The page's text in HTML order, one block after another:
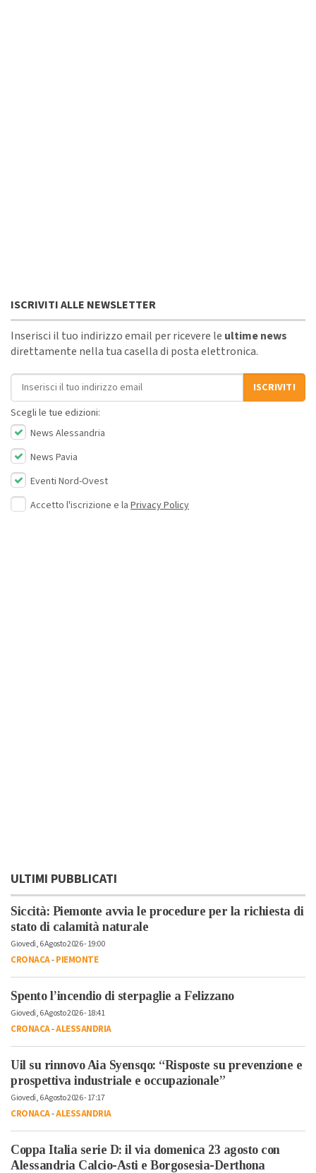
ISCRIVITI ALLE NEWSLETTER
Inserisci il tuo indirizzo email per ricevere le ultime news
direttamente nella tua casella di posta elettronica.
Indirizzo email
ISCRIVITI
Scegli le tue edizioni:
News Alessandria
News Pavia
Eventi Nord-Ovest
Accetto l'iscrizione e la Privacy Policy
ULTIMI PUBBLICATI
Siccità: Piemonte avvia le procedure per la richiesta di
stato di calamità naturale
Giovedì, 6 Agosto 2026 - 19:00
CRONACA-PIEMONTE
Spento l’incendio di sterpaglie a Felizzano
Giovedì, 6 Agosto 2026 - 18:41
CRONACA-ALESSANDRIA
Uil su rinnovo Aia Syensqo: “Risposte su prevenzione e
prospettiva industriale e occupazionale”
Giovedì, 6 Agosto 2026 - 17:17
CRONACA-ALESSANDRIA
Coppa Italia serie D: il via domenica 23 agosto con
Alessandria Calcio-Asti e Borgosesia-Derthona